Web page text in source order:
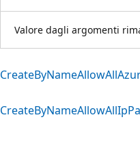
Valore dagli argomenti
CreateByNameAllowAll
CreateByNameAllowAll